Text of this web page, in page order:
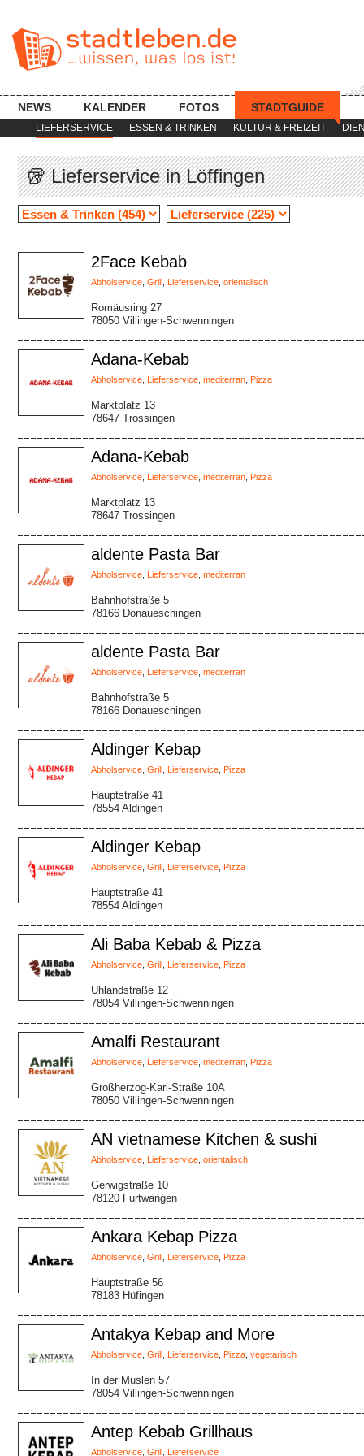
LIEFERSERVICE ESSEN & TRINKEN KULTUR & FREIZEIT
NEWS KALENDER FOTOS STADTGUIDE
🥡 Lieferservice in Löffingen
2Face Kebab
Abholservice Grill Lieferservice orientalisch
Romäusring 27
78050 Villingen-Schwenningen
Adana-Kebab
Abholservice Lieferservice mediterran Pizza
Marktplatz 13
78647 Trossingen
Adana-Kebab
Abholservice Lieferservice mediterran Pizza
Marktplatz 13
78647 Trossingen
aldente Pasta Bar
Abholservice Lieferservice mediterran
Bahnhofstraße 5
78166 Donaueschingen
aldente Pasta Bar
Abholservice Lieferservice mediterran
Bahnhofstraße 5
78166 Donaueschingen
Aldinger Kebap
Abholservice Grill Lieferservice Pizza
Hauptstraße 41
78554 Aldingen
Aldinger Kebap
Abholservice Grill Lieferservice Pizza
Hauptstraße 41
78554 Aldingen
Ali Baba Kebab & Pizza
Abholservice Grill Lieferservice Pizza
Uhlandstraße 12
78054 Villingen-Schwenningen
Amalfi Restaurant
Abholservice Lieferservice mediterran Pizza
Großherzog-Karl-Straße 10A
78050 Villingen-Schwenningen
AN vietnamese Kitchen & sushi
Abholservice Lieferservice orientalisch
Gerwigstraße 10
78120 Furtwangen
Ankara Kebap Pizza
Abholservice Grill Lieferservice Pizza
Hauptstraße 56
78183 Hüfingen
Antakya Kebap and More
Abholservice Grill Lieferservice Pizza vegetarisch
In der Muslen 57
78054 Villingen-Schwenningen
Antep Kebab Grillhaus
Abholservice Grill Lieferservice